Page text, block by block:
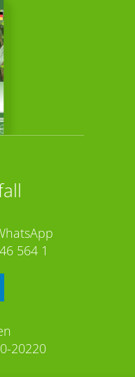
564 1
20220